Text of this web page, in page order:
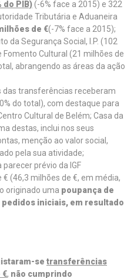
do PIB)(-6% face a 2015) e 322
Tributária e Aduaneira
de €(-7% face a 2015);
da Segurança Social, I.P. (102
Fomento Cultural (21 milhões de
abrangendo as áreas da ação
das transferências receberam
do total), com destaque para
Cultural de Belém; Casa da
destas, inclui nos seus
menção ao valor social,
pela sua atividade;
prévio da IGF
(46,3 milhões de €, em média,
originado uma poupança de
pedidos iniciais, em resultado
se transferências
€, não cumprindo